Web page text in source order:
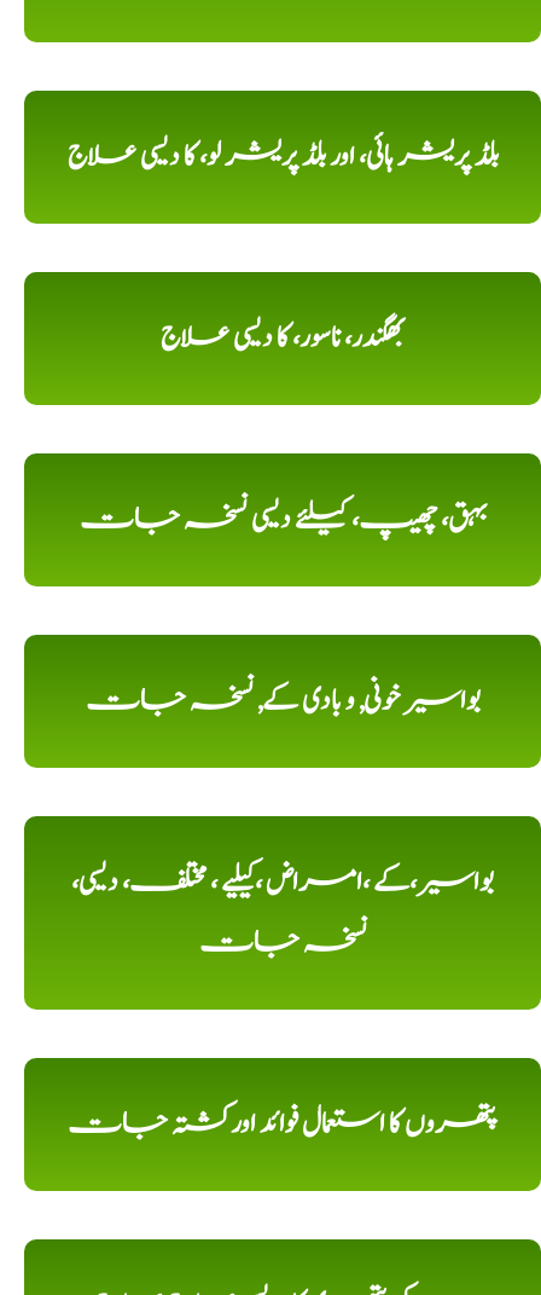
بلڈ پریشر ہائی، اور بلڈ پریشر لو، کا دیسی علاج
بھگندر، ناسور، کا دیسی علاج
بہق، چھیپ، کیلئے دیسی نسخہ جات
بواسیر خونی, و بادی کے, نسخہ جات
بواسیر،کے ،امراض ،کیلیے ، مختلف، دیسی،
نسخہ جات
پتھروں کا استعمال فوائد اورکشتہ جات